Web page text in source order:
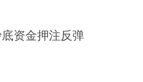
资金押注反弹